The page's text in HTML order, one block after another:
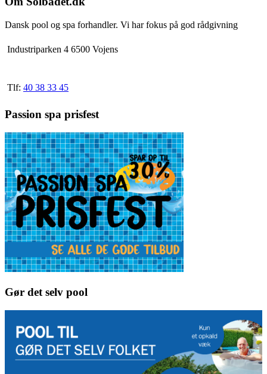
kan
vælges
på
Dansk pool og spa forhandler. Vi har fokus på god rådgivning
Industriparken 4 6500 Vojens
Tlf: 40 38 33 45
Passion spa prisfest
Gør det selv pool